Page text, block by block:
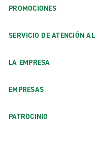
PROMOCIONES
SERVICIO DE ATENCIÓN
LA EMPRESA
EMPRESAS
PATROCINIO